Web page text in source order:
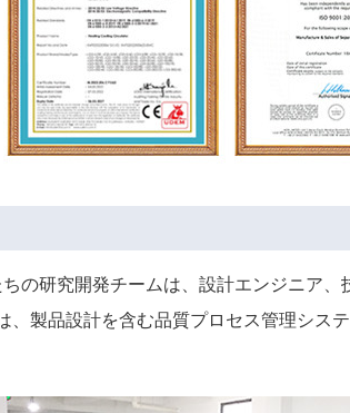
の研究開発チームは、設計エンジニア、
製品設計を含む品質プロセス管理シス